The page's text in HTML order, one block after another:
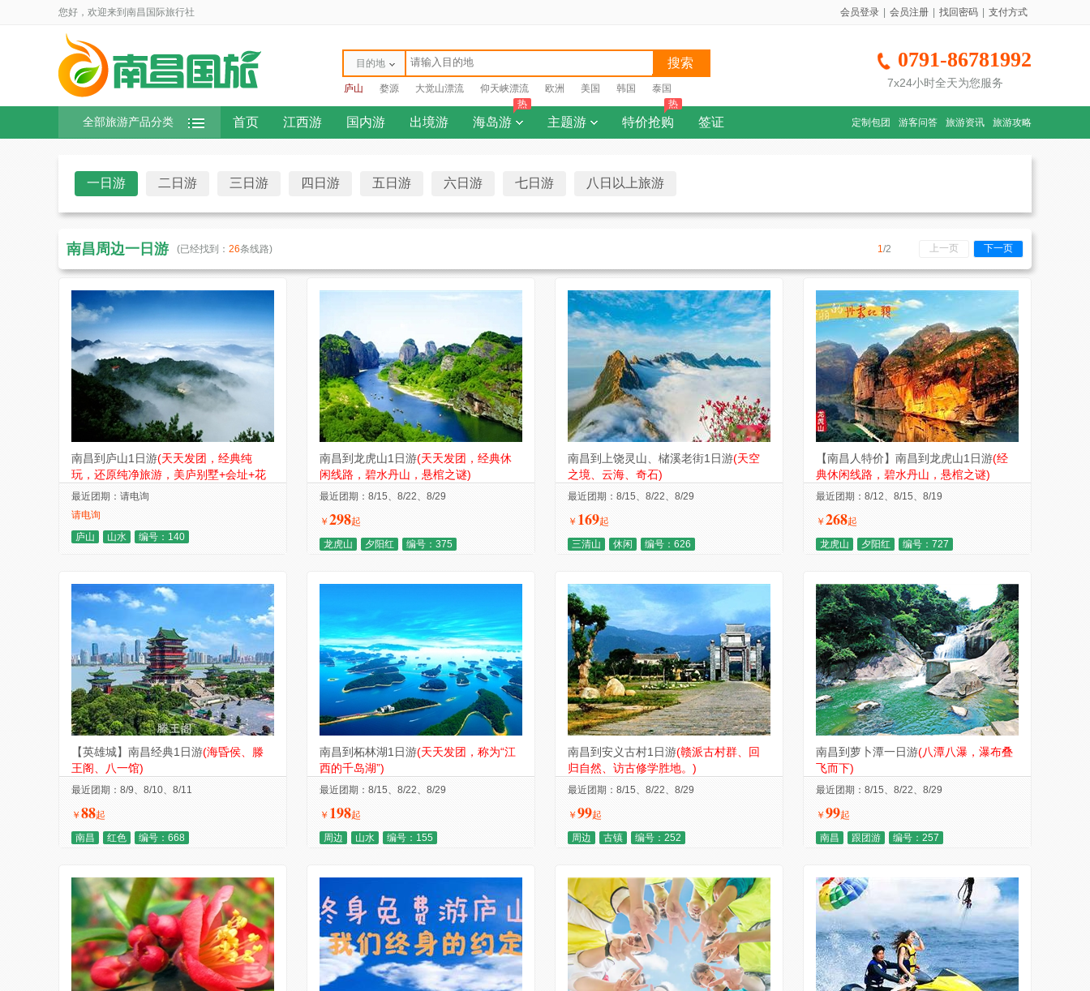
您好，欢迎来到南昌国际旅行社 会员登录 会员注册 找回密码 支付方式
目的地 搜索
庐山 婺源 大觉山漂流 仰天峡漂流 欧洲 美国 韩国 泰国
0791-86781992
7x24小时全天为您服务
全部旅游产品分类 首页 江西游 国内游 出境游 海岛游
热
主题游 特价抢购
热
签证 定制包团 游客问答 旅游资讯 旅游攻略
一日游 二日游 三日游 四日游 五日游 六日游 七日游 八日以上旅游
南昌周边一日游 (已经找到： 26条线路) 下一页
1/2 上一页
南昌到庐山1日游(天天发团，经典纯
玩，还原纯净旅游，美庐别墅+会址+花
径+锦绣谷+三宝树)
最近团期：请电询
请电询
庐山
山水 编号：140
南昌到龙虎山1日游(天天发团，经典休
闲线路，碧水丹山，悬棺之谜)
最近团期：8/15、8/22、8/29
￥298起
龙虎山
夕阳红 编号：375
南昌到上饶灵山、槠溪老街1日游(天空
之境、云海、奇石)
最近团期：8/15、8/22、8/29
￥ 169起
三清山
休闲 编号：626
【南昌人特价】南昌到龙虎山1日游(经
典休闲线路，碧水丹山，悬棺之谜)
最近团期：8/12、8/15、8/19
￥268起
龙虎山
夕阳红 编号：727
【英雄城】南昌经典1日游(海昏侯、滕
王阁、八一馆)
最近团期：8/9、8/10、8/11
￥88起
南昌
红色 编号：668
南昌到柘林湖1日游(天天发团，称为“江
西的千岛湖”)
最近团期：8/15、8/22、8/29
￥ 198起
周边
山水 编号：155
南昌到安义古村1日游(赣派古村群、回
归自然、访古修学胜地。)
最近团期：8/15、8/22、8/29
￥99起
周边
古镇 编号：252
南昌到萝卜潭一日游(八潭八瀑，瀑布叠
飞而下)
最近团期：8/15、8/22、8/29
￥99起
南昌
跟团游 编号：257